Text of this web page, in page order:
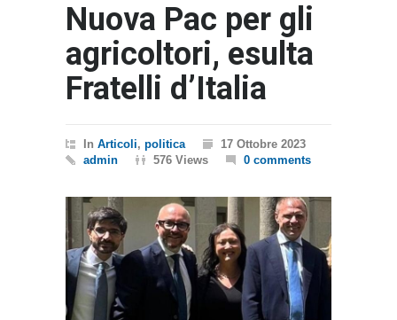
Nuova Pac per gli
agricoltori, esulta
Fratelli d’Italia
In Articoli, politica
17 Ottobre 2023
admin
576 Views 0 comments